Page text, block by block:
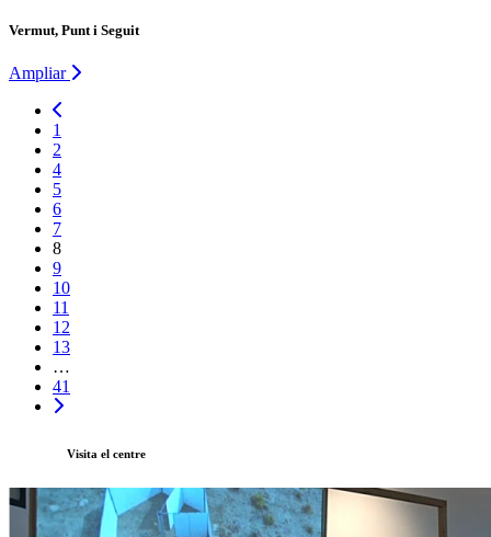
Vermut, Punt i Seguit
Ampliar
1
2
4
5
6
7
8
9
10
11
12
13
…
41
Visita el centre